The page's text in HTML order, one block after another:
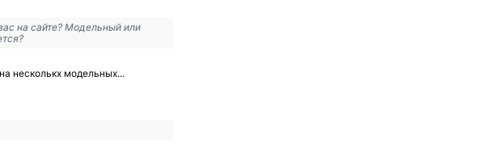
на сайте? Модельный или
несколькх модельных...